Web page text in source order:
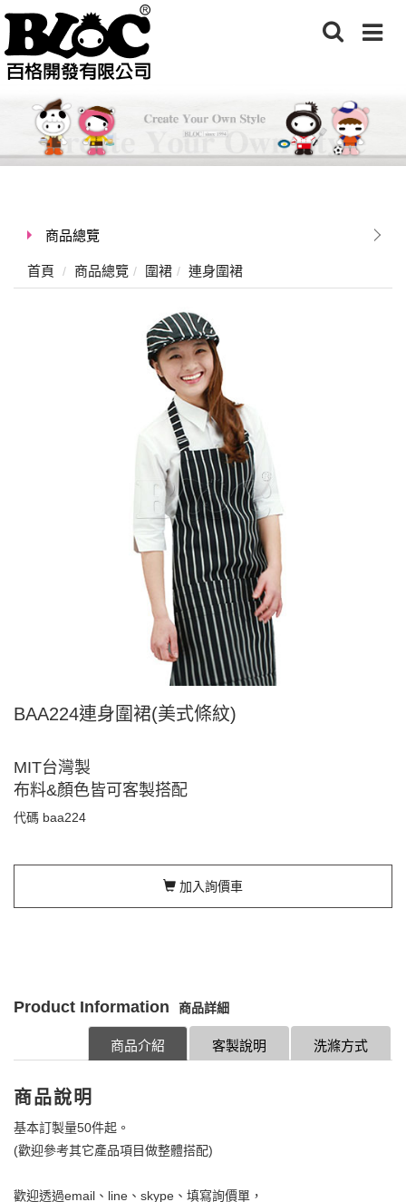
商品總覽
首頁 商品總覽 圍裙 連身圍裙
BAA224連身圍裙(美式條紋)
MIT台灣製
布料&顏色皆可客製搭配
代碼 baa224
加入詢價車
Product Information 商品詳細
洗滌方式
客製說明
商品介紹
商品說明
基本訂製量50件起。
(歡迎參考其它產品項目做整體搭配)
歡迎透過email、line、skype、填寫詢價單，